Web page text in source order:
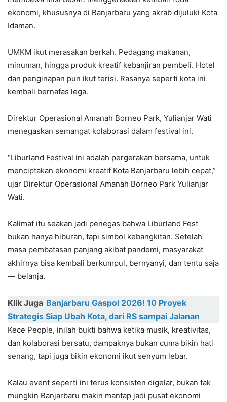
ekonomi, khususnya di Banjarbaru yang akrab dijuluki Kota
Idaman.
UMKM ikut merasakan berkah. Pedagang makanan,
minuman, hingga produk kreatif kebanjiran pembeli. Hotel
dan penginapan pun ikut terisi. Rasanya seperti kota ini
kembali bernafas lega.
Direktur Operasional Amanah Borneo Park, Yulianjar Wati
menegaskan semangat kolaborasi dalam festival ini.
“Liburland Festival ini adalah pergerakan bersama, untuk
menciptakan ekonomi kreatif Kota Banjarbaru lebih cepat,”
ujar Direktur Operasional Amanah Borneo Park Yulianjar
Wati.
Kalimat itu seakan jadi penegas bahwa Liburland Fest
bukan hanya hiburan, tapi simbol kebangkitan. Setelah
masa pembatasan panjang akibat pandemi, masyarakat
akhirnya bisa kembali berkumpul, bernyanyi, dan tentu saja
— belanja.
Klik Juga Banjarbaru Gaspol 2026! 10 Proyek
Strategis Siap Ubah Kota, dari RS sampai Jalanan
Kece People, inilah bukti bahwa ketika musik, kreativitas,
dan kolaborasi bersatu, dampaknya bukan cuma bikin hati
senang, tapi juga bikin ekonomi ikut senyum lebar.
Kalau event seperti ini terus konsisten digelar, bukan tak
mungkin Banjarbaru makin mantap jadi pusat ekonomi